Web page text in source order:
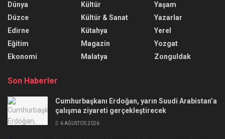
Dünya
Düzce
Edirne
Eğitim
Ekonomi
Kültür
Kültür & Sanat
Kütahya
Magazin
Malatya
Yaşam
Yazarlar
Yerel
Yozgat
Zonguldak
Son Haberler
Cumhurbaşkanı Erdoğan, yarın Suudi Arabistan’a
çalışma ziyareti gerçekleştirecek
6 AĞUSTOS 2026